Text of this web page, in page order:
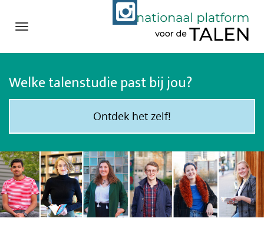
Navigation
naar
het
inhoud
Welke talenstudie past bij jou?
Ontdek het zelf!